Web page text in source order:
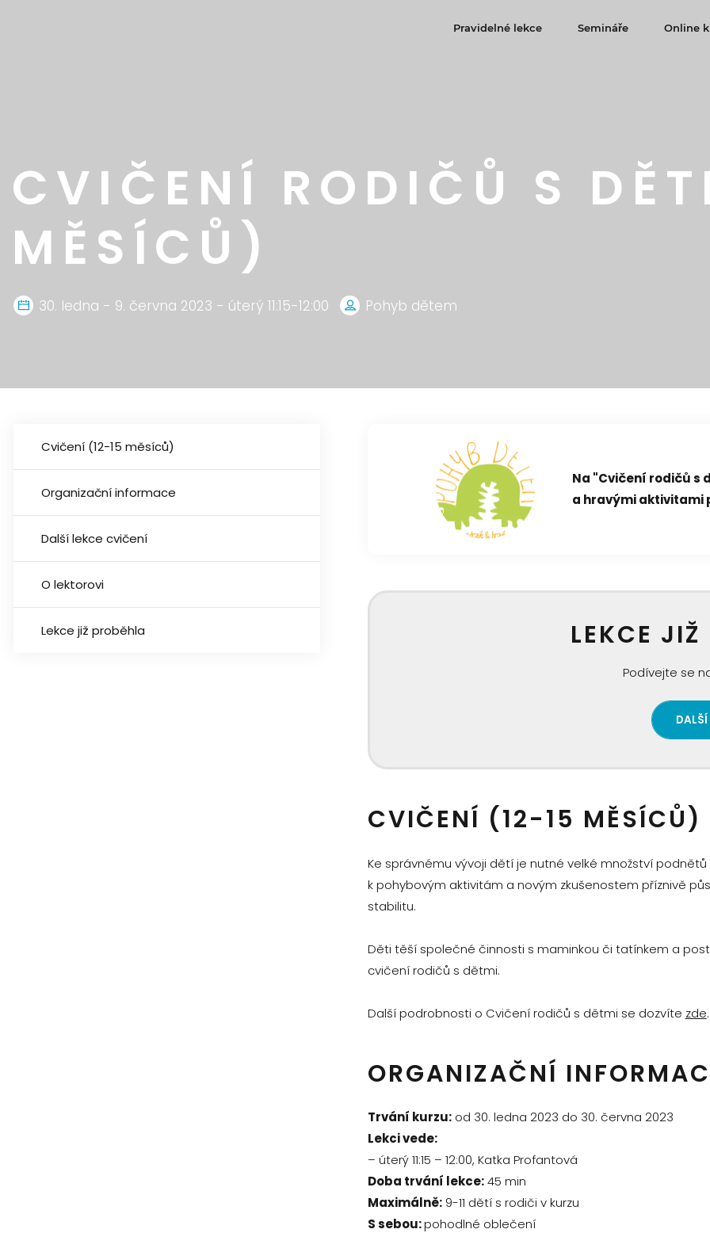
Pravidelné lekce Semináře Online
CVIČENÍ RODIČŮ S
MĚSÍCŮ)
30. ledna - 9. června 2023 - úterý 11:15-12:00 Pohyb dětem
Cvičení (12-15 měsíců)
Organizační informace
Další lekce cvičení
O lektorovi
Lekce již proběhla
Na "Cvičení rodičů s
a hravými aktivitami
LEKCE JIŽ
Podívejte se
DALŠÍ
CVIČENÍ (12-15 MĚSÍCŮ)
Ke správnému vývoji dětí je nutné velké množství
k pohybovým aktivitám a novým zkušenostem příznivě
stabilitu.
Děti těší společné činnosti s maminkou či tatínkem a
cvičení rodičů s dětmi.
Další podrobnosti o Cvičení rodičů s dětmi se dozvíte zde.
ORGANIZAČNÍ
Trvání kurzu:od 30. ledna 2023 do 30. června 2023
Lekci vede:
– úterý 11:15 – 12:00, Katka Profantová
Doba trvání lekce:45 min
Maximálně:9-11 dětí s rodiči v kurzu
S sebou:pohodlné oblečení